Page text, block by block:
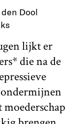
Dool
lijkt er
die na de
ondermijnen
moederschap